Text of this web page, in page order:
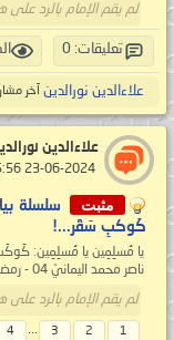
لم يقم الإمام بالرد على
تعليقات: 0
علاءالدين نورالدين آخر مشاركة:
علاءالدين
مثبت
سلسلة
كَوكبِ سَقَر...!
يا مُسلِمِين يا مُسلِمِين:
ناصر محمد اليمانيّ 04 - رمضان - 1429 هـ 04 - 09 - 2008 مـ...
لم يقم الإمام بالرد على
1
2
3
...
4